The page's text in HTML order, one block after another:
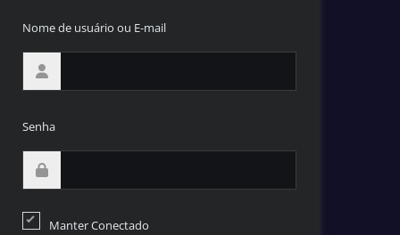
Nome de usuário ou E-mail
Senha
Manter Conectado